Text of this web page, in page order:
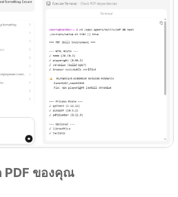
PDF ของคุณ